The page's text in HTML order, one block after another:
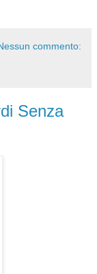
commento:
Senza